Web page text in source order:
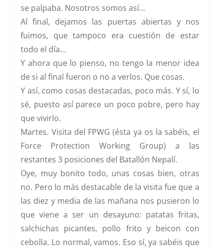
se palpaba. Nosotros somos así…
Al final, dejamos las puertas abiertas y nos
fuimos, que tampoco era cuestión de estar
todo el día…
Y ahora que lo pienso, no tengo la menor idea
de si al final fueron o no a verlos. Que cosas.
Y así, como cosas destacadas, poco más. Y sí, lo
sé, puesto así parece un poco pobre, pero hay
que vivirlo.
Martes. Visita del FPWG (ésta ya os la sabéis, el
Force Protection Working Group) a las
restantes 3 posiciones del Batallón Nepalí.
Oye, muy bonito todo, unas cosas bien, otras
no. Pero lo más destacable de la visita fue que a
las diez y media de las mañana nos pusieron lo
que viene a ser un desayuno: patatas fritas,
salchichas picantes, pollo frito y beicon con
cebolla. Lo normal, vamos. Eso sí, ya sabéis que